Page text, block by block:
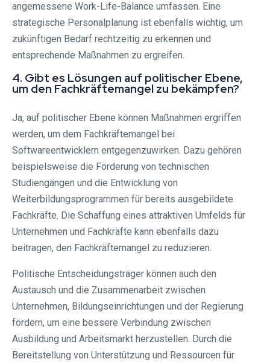
angemessene Work-Life-Balance umfassen. Eine
strategische Personalplanung ist ebenfalls wichtig, um
zukünftigen Bedarf rechtzeitig zu erkennen und
entsprechende Maßnahmen zu ergreifen.
4. Gibt es Lösungen auf politischer Ebene,
um den Fachkräftemangel zu bekämpfen?
Ja, auf politischer Ebene können Maßnahmen ergriffen
werden, um dem Fachkräftemangel bei
Softwareentwicklern entgegenzuwirken. Dazu gehören
beispielsweise die Förderung von technischen
Studiengängen und die Entwicklung von
Weiterbildungsprogrammen für bereits ausgebildete
Fachkräfte. Die Schaffung eines attraktiven Umfelds für
Unternehmen und Fachkräfte kann ebenfalls dazu
beitragen, den Fachkräftemangel zu reduzieren.
Politische Entscheidungsträger können auch den
Austausch und die Zusammenarbeit zwischen
Unternehmen, Bildungseinrichtungen und der Regierung
fördern, um eine bessere Verbindung zwischen
Ausbildung und Arbeitsmarkt herzustellen. Durch die
Bereitstellung von Unterstützung und Ressourcen für